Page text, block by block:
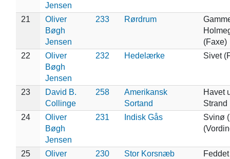
Jensen
21
Oliver
Bøgh
Jensen
233 Rørdrum
(Faxe)
22
Oliver
Bøgh
Jensen
232 Hedelærke Sivet
23
David B.
Collinge
258
Amerikansk
Sortand
Havet
Strand
24
Oliver
Bøgh
Jensen
231 Indisk Gås
Svinø
25
Oliver
230 Stor Korsnæb